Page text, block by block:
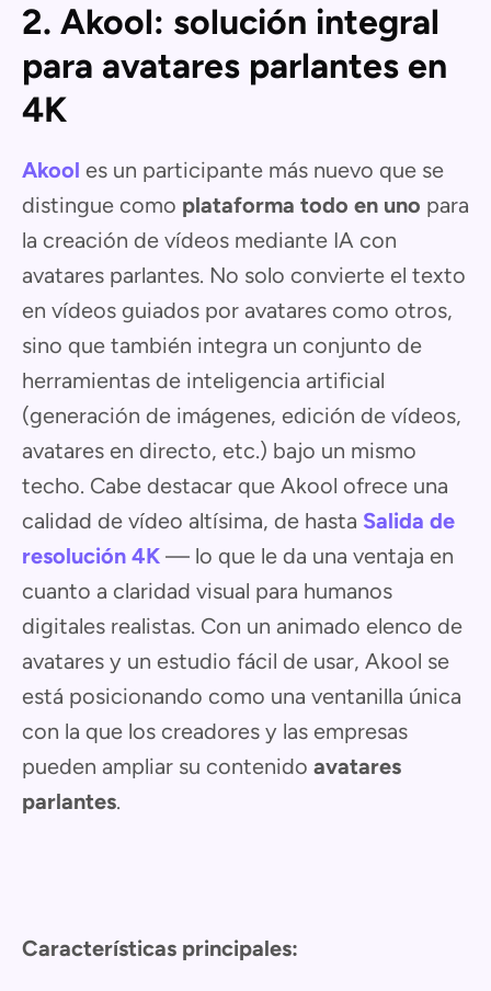
2. Akool: solución integral
para avatares parlantes en
4K
Akool es un participante más nuevo que se
distingue como plataforma todo en uno para
la creación de vídeos mediante IA con
avatares parlantes. No solo convierte el texto
en vídeos guiados por avatares como otros,
sino que también integra un conjunto de
herramientas de inteligencia artificial
(generación de imágenes, edición de vídeos,
avatares en directo, etc.) bajo un mismo
techo. Cabe destacar que Akool ofrece una
calidad de vídeo altísima, de hasta Salida de
resolución 4K — lo que le da una ventaja en
cuanto a claridad visual para humanos
digitales realistas. Con un animado elenco de
avatares y un estudio fácil de usar, Akool se
está posicionando como una ventanilla única
con la que los creadores y las empresas
pueden ampliar su contenido avatares
parlantes.
Características principales: